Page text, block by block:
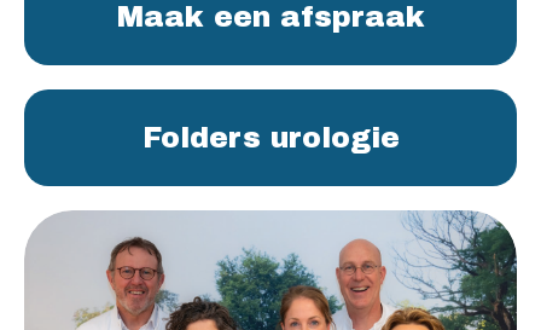
Maak een afspraak
Folders urologie